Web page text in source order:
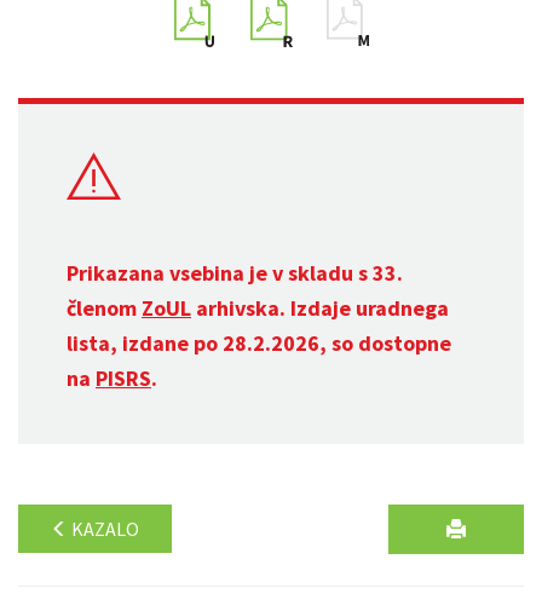
Prikazana vsebina je v skladu s 33.
členom ZoUL arhivska. Izdaje uradnega
lista, izdane po 28.2.2026, so dostopne
na PISRS.
KAZALO